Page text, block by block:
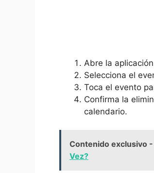
Abre la⁤
Selecciona el
Toca el evento‍
Confirma la​
calendario.
Contenido exclusivo
Vez?